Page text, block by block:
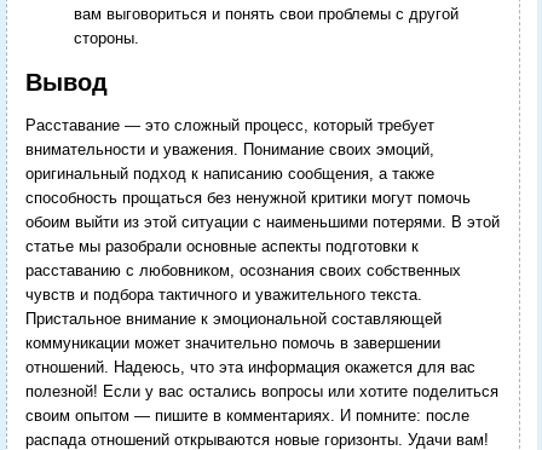
вам выговориться и понять свои проблемы с другой
стороны.
Вывод
Расставание — это сложный процесс, который требует
внимательности и уважения. Понимание своих эмоций,
оригинальный подход к написанию сообщения, а также
способность прощаться без ненужной критики могут помочь
обоим выйти из этой ситуации с наименьшими потерями. В этой
статье мы разобрали основные аспекты подготовки к
расставанию с любовником, осознания своих собственных
чувств и подбора тактичного и уважительного текста.
Пристальное внимание к эмоциональной составляющей
коммуникации может значительно помочь в завершении
отношений. Надеюсь, что эта информация окажется для вас
полезной! Если у вас остались вопросы или хотите поделиться
своим опытом — пишите в комментариях. И помните: после
распада отношений открываются новые горизонты. Удачи вам!